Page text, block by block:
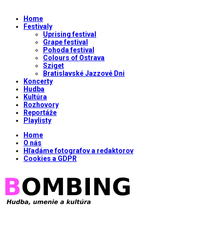
Home
Festivaly
Uprising festival
Grape festival
Pohoda festival
Colours of Ostrava
Sziget
Bratislavské Jazzové Dni
Koncerty
Hudba
Kultúra
Rozhovory
Reportáže
Playlisty
Home
O nás
Hľadáme fotografov a redaktorov
Cookies a GDPR